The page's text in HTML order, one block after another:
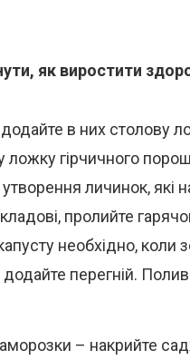
як виростити
додайте в них столову
ложку гірчичного
утворення личинок, які
пролийте
необхідно, коли
перегній.
– накрийте